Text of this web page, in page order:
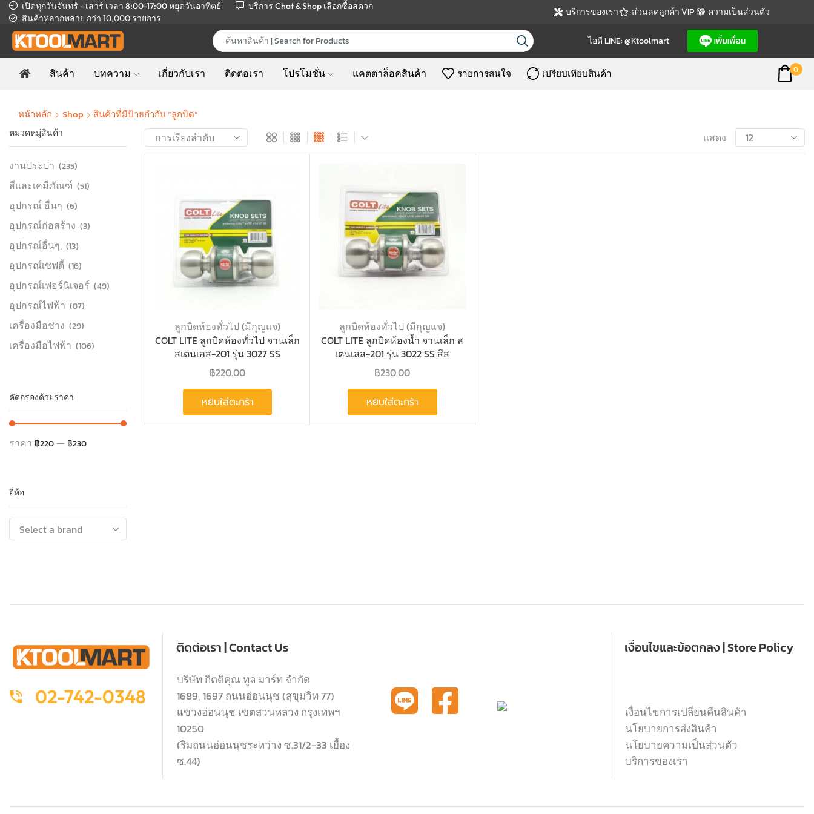
เปิดทุกวันจันทร์ - เสาร์ เวลา 8:00-17:00หยุดวันอาทิตย์ บริการ Chat & Shop เลือกซื้อสดวก
สินค้าหลากหลาย กว่า 10,000 รายการ บริการของเรา ส่วนลดลูกค้า VIP ความเป็นส่วนตัว
ไอดี LINE: @ktoolmart
สินค้า บทความ เกี่ยวกับเรา ติดต่อเรา โปรโมชั่น แคตตาล็อคสินค้า รายการสนใจ เปรียบเทียบสินค้า 0
หน้าหลัก Shop สินค้าที่มีป้ายกำกับ “ลูกบิด”
แสดง
ลูกบิดห้องทั่วไป (มีกุญแจ)
COLT LITE ลูกบิดห้องทั่วไป จานเล็ก
สเตนเลส-201 รุ่น 3027 SS
฿220.00
หยิบใส่ตะกร้า
ลูกบิดห้องทั่วไป (มีกุญแจ)
COLT LITE ลูกบิดห้องน้ำ จานเล็ก ส
เตนเลส-201 รุ่น 3022 SS สีส
฿230.00
หยิบใส่ตะกร้า
หมวดหมู่สินค้า
งานประปา (235)
สีและเคมีภัณฑ์ (51)
อุปกรณ์ อื่นๆ (6)
อุปกรณ์ก่อสร้าง (3)
อุปกรณ์อื่นๆ, (13)
อุปกรณ์เซฟตี้ (16)
อุปกรณ์เฟอร์นิเจอร์ (49)
อุปกรณ์ไฟฟ้า (87)
เครื่องมือช่าง (29)
เครื่องมือไฟฟ้า (106)
คัดกรองด้วยราคา
ราคา ฿220— ฿230
ยี่ห้อ
02-742-0348
ติดต่อเรา | Contact Us
บริษัท กิตติคุณ ทูล มาร์ท จำกัด
1689, 1697 ถนนอ่อนนุช (สุขุมวิท 77)
แขวงอ่อนนุช เขตสวนหลวง กรุงเทพฯ
10250
(ริมถนนอ่อนนุชระหว่าง ซ.31/2-33 เยื้อง
ซ.44)
เงื่อนไขและข้อตกลง | Store Policy
เงื่อนไขการเปลี่ยนคืนสินค้า
นโยบายการส่งสินค้า
นโยบายความเป็นส่วนตัว
บริการของเรา